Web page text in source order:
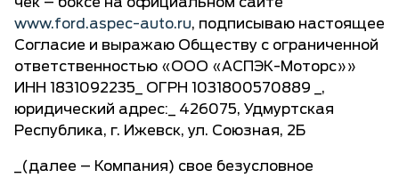
www.ford.aspec-auto.ru, подписываю настоящее
Согласие и выражаю Обществу с ограниченной
ответственностью «ООО «АСПЭК-Моторс»»
ИНН 1831092235_ ОГРН 1031800570889 _,
юридический адрес:_ 426075, Удмуртская
Республика, г. Ижевск, ул. Союзная, 2Б
_(далее – Компания) свое безусловное